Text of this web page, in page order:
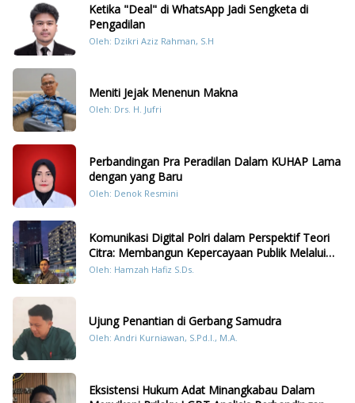
Ketika "Deal" di WhatsApp Jadi Sengketa di
Pengadilan
Oleh: Dzikri Aziz Rahman, S.H
Meniti Jejak Menenun Makna
Oleh: Drs. H. Jufri
Perbandingan Pra Peradilan Dalam KUHAP Lama
dengan yang Baru
Oleh: Denok Resmini
Komunikasi Digital Polri dalam Perspektif Teori
Citra: Membangun Kepercayaan Publik Melalui
Konten Humanis Kesiapsiagaan Bencana di
Oleh: Hamzah Hafiz S.Ds.
Ujung Penantian di Gerbang Samudra
Oleh: Andri Kurniawan, S.Pd.I., M.A.
Eksistensi Hukum Adat Minangkabau Dalam